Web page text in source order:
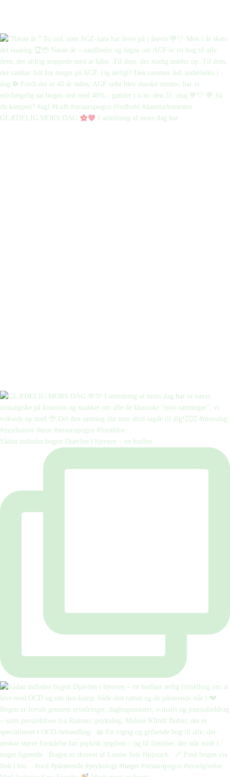
GLÆDELIG MORS DAG I anledning af mors dag har
Sådan indledes bogen Djævlen i hjernen – en hudløs